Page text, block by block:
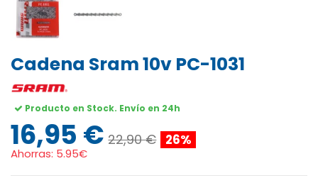
Cadena Sram 10v PC-1031
Producto en Stock. Envío en 24h
16,95 € 22,90 € 26%
Ahorras: 5.95€